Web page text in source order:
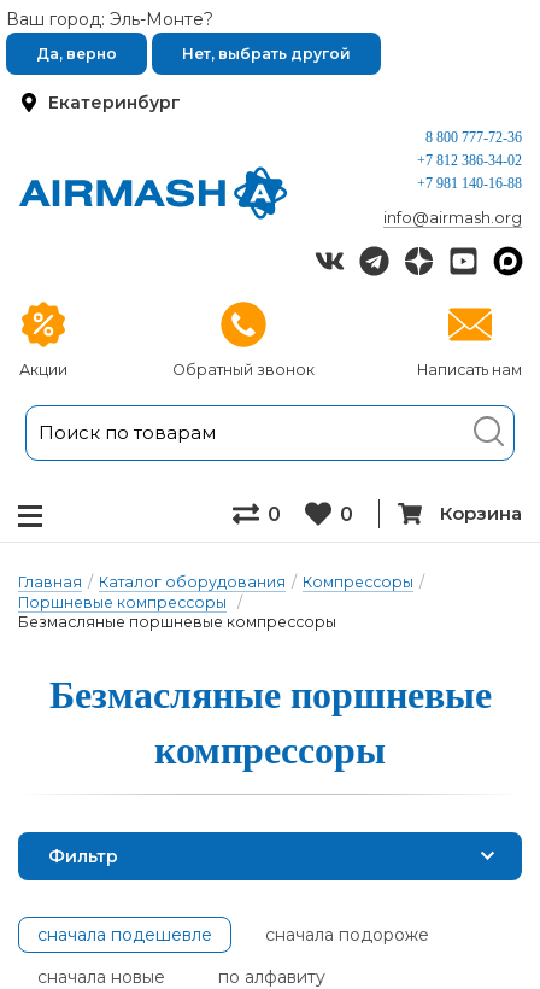
Екатеринбург
Ваш город: Эль-Монте?
Да, верно Нет, выбрать другой
Акции Обратный звонок Написать нам
8 800 777-72-36
+7 812 386-34-02
+7 981 140-16-88
info@airmash.org
0 0 Корзина
Главная / Каталог оборудования / Компрессоры /
Поршневые компрессоры
/
Безмасляные поршневые компрессоры
Безмасляные пор­шне­вые
ком­прес­со­ры
Фильтр
сначала подешевле
сначала подороже
сначала новые
по алфавиту